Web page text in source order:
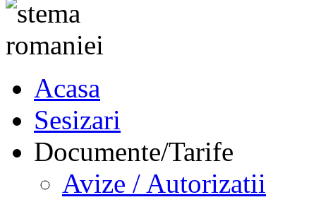
Acasa
Sesizari
Documente/Tarife
Avize / Autorizatii